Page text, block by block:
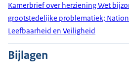
Kamerbrief over herziening Wet
grootstedelijke problematiek;
Leefbaarheid en Veiligheid
Bijlagen